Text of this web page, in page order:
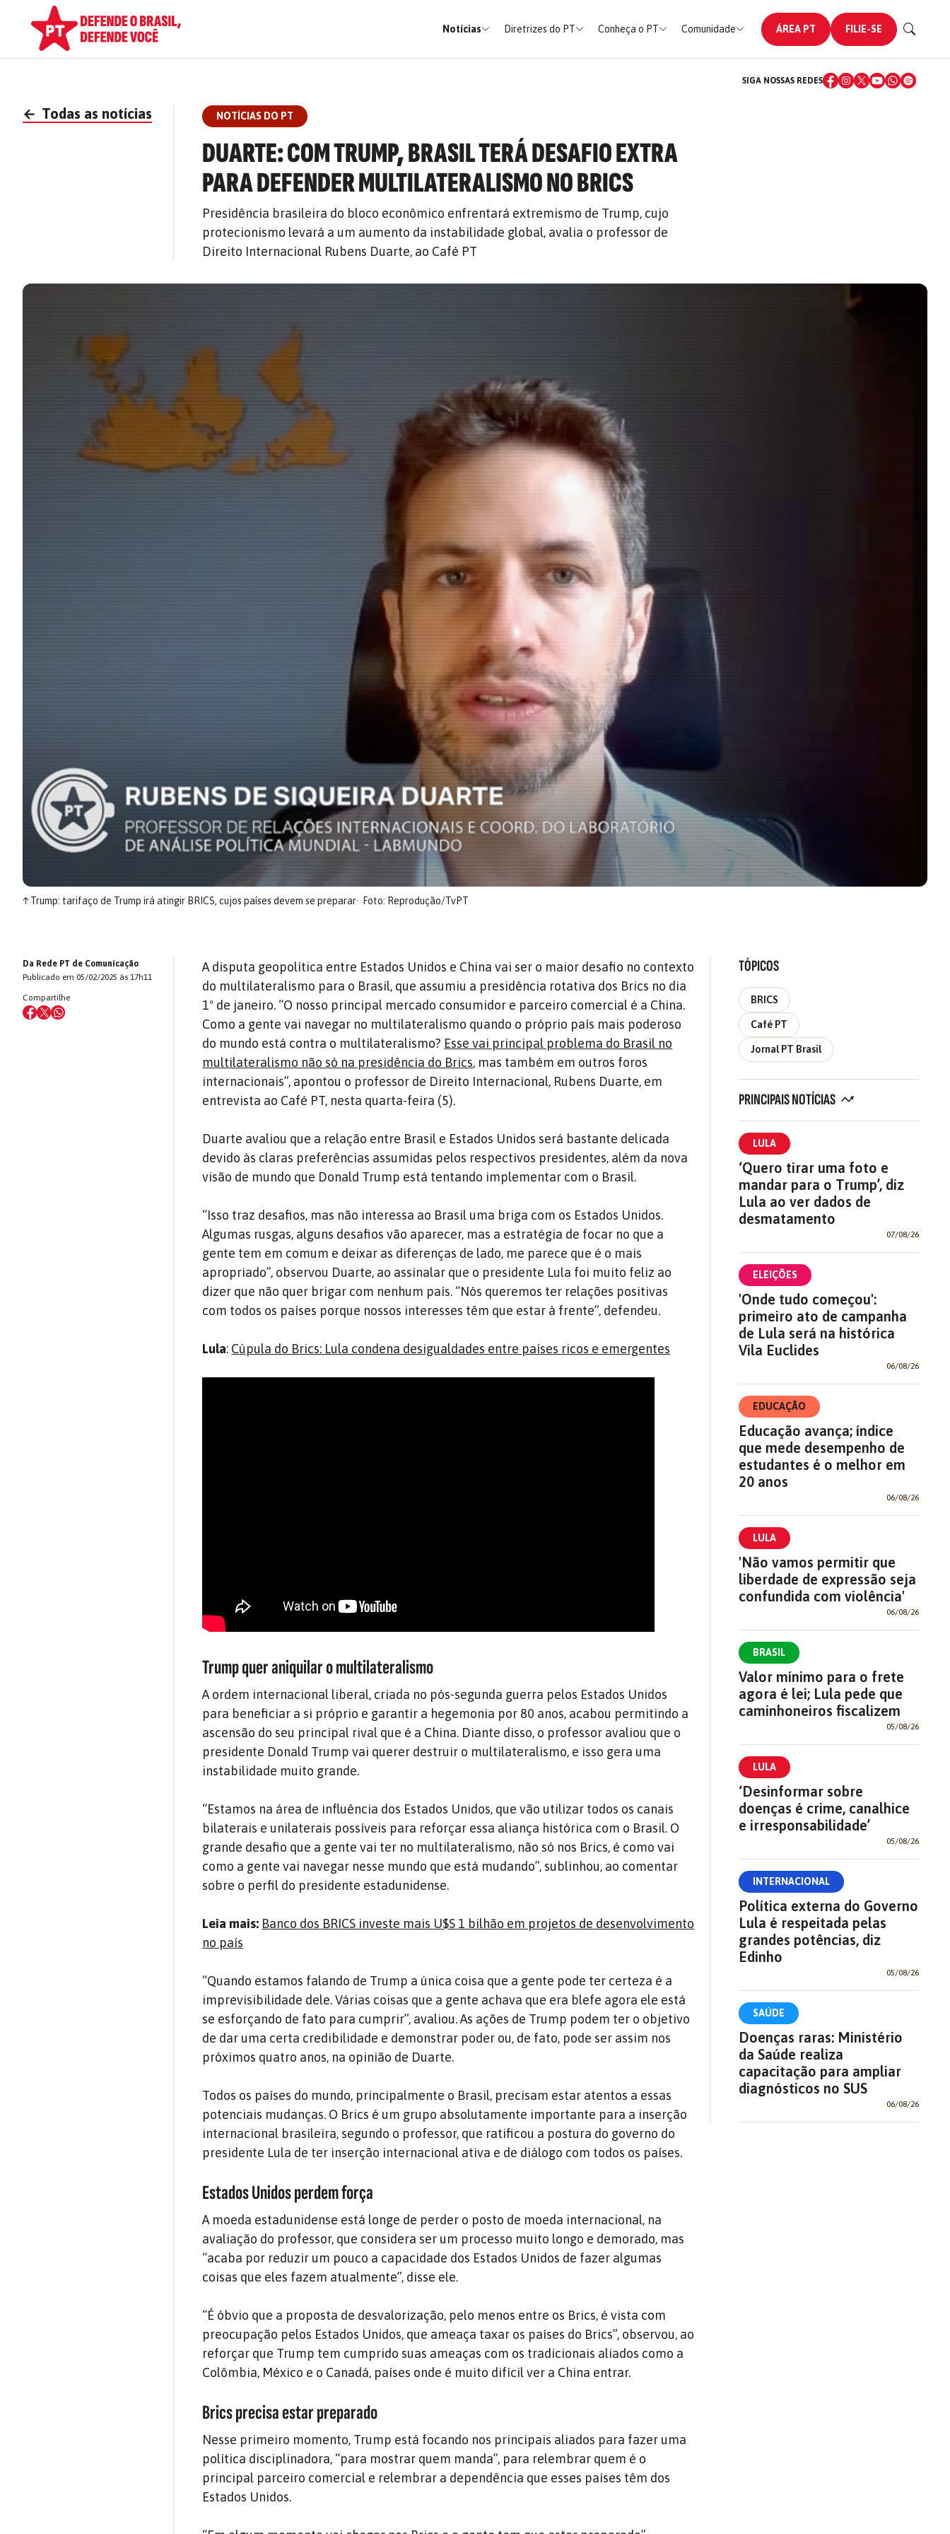
Notícias Diretrizes do PT Conheça o PT Comunidade ÁREA PT FILIE-SE
SIGA NOSSAS REDES
← Todas as notícias NOTÍCIAS DO PT
DUARTE: COM TRUMP, BRASIL TERÁ DESAFIO EXTRA
PARA DEFENDER MULTILATERALISMO NO BRICS
Presidência brasileira do bloco econômico enfrentará extremismo de Trump, cujo
protecionismo levará a um aumento da instabilidade global, avalia o professor de
Direito Internacional Rubens Duarte, ao Café PT
↑Trump: tarifaço de Trump irá atingir BRICS, cujos países devem se preparar Foto: Reprodução/TvPT
Da Rede PT de Comunicação
Publicado em 05/02/2025 às 17h11
Compartilhe
A disputa geopolítica entre Estados Unidos e China vai ser o maior desafio no contexto
do multilateralismo para o Brasil, que assumiu a presidência rotativa dos Brics no dia
1º de janeiro. “O nosso principal mercado consumidor e parceiro comercial é a China.
Como a gente vai navegar no multilateralismo quando o próprio país mais poderoso
do mundo está contra o multilateralismo? Esse vai principal problema do Brasil no
multilateralismo não só na presidência do Brics, mas também em outros foros
internacionais”, apontou o professor de Direito Internacional, Rubens Duarte, em
entrevista ao Café PT, nesta quarta-feira (5).
Duarte avaliou que a relação entre Brasil e Estados Unidos será bastante delicada
devido às claras preferências assumidas pelos respectivos presidentes, além da nova
visão de mundo que Donald Trump está tentando implementar com o Brasil.
“Isso traz desafios, mas não interessa ao Brasil uma briga com os Estados Unidos.
Algumas rusgas, alguns desafios vão aparecer, mas a estratégia de focar no que a
gente tem em comum e deixar as diferenças de lado, me parece que é o mais
apropriado”, observou Duarte, ao assinalar que o presidente Lula foi muito feliz ao
dizer que não quer brigar com nenhum país. “Nós queremos ter relações positivas
com todos os países porque nossos interesses têm que estar à frente”, defendeu.
Lula: Cúpula do Brics: Lula condena desigualdades entre países ricos e emergentes
Trump quer aniquilar o multilateralismo
A ordem internacional liberal, criada no pós-segunda guerra pelos Estados Unidos
para beneficiar a si próprio e garantir a hegemonia por 80 anos, acabou permitindo a
ascensão do seu principal rival que é a China. Diante disso, o professor avaliou que o
presidente Donald Trump vai querer destruir o multilateralismo, e isso gera uma
instabilidade muito grande.
“Estamos na área de influência dos Estados Unidos, que vão utilizar todos os canais
bilaterais e unilaterais possíveis para reforçar essa aliança histórica com o Brasil. O
grande desafio que a gente vai ter no multilateralismo, não só nos Brics, é como vai
como a gente vai navegar nesse mundo que está mudando”, sublinhou, ao comentar
sobre o perfil do presidente estadunidense.
Leia mais: Banco dos BRICS investe mais U$S 1 bilhão em projetos de desenvolvimento
no país
“Quando estamos falando de Trump a única coisa que a gente pode ter certeza é a
imprevisibilidade dele. Várias coisas que a gente achava que era blefe agora ele está
se esforçando de fato para cumprir”, avaliou. As ações de Trump podem ter o objetivo
de dar uma certa credibilidade e demonstrar poder ou, de fato, pode ser assim nos
próximos quatro anos, na opinião de Duarte.
Todos os países do mundo, principalmente o Brasil, precisam estar atentos a essas
potenciais mudanças. O Brics é um grupo absolutamente importante para a inserção
internacional brasileira, segundo o professor, que ratificou a postura do governo do
presidente Lula de ter inserção internacional ativa e de diálogo com todos os países.
Estados Unidos perdem força
A moeda estadunidense está longe de perder o posto de moeda internacional, na
avaliação do professor, que considera ser um processo muito longo e demorado, mas
“acaba por reduzir um pouco a capacidade dos Estados Unidos de fazer algumas
coisas que eles fazem atualmente”, disse ele.
“É óbvio que a proposta de desvalorização, pelo menos entre os Brics, é vista com
preocupação pelos Estados Unidos, que ameaça taxar os países do Brics”, observou, ao
reforçar que Trump tem cumprido suas ameaças com os tradicionais aliados como a
Colômbia, México e o Canadá, países onde é muito difícil ver a China entrar.
Brics precisa estar preparado
Nesse primeiro momento, Trump está focando nos principais aliados para fazer uma
política disciplinadora, “para mostrar quem manda”, para relembrar quem é o
principal parceiro comercial e relembrar a dependência que esses países têm dos
Estados Unidos.
TÓPICOS
BRICS
Café PT
Jornal PT Brasil
PRINCIPAIS NOTÍCIAS
LULA
‘Quero tirar uma foto e
mandar para o Trump’, diz
Lula ao ver dados de
desmatamento
07/08/26
ELEIÇÕES
'Onde tudo começou':
primeiro ato de campanha
de Lula será na histórica
Vila Euclides
06/08/26
EDUCAÇÃO
Educação avança; índice
que mede desempenho de
estudantes é o melhor em
20 anos
06/08/26
LULA
'Não vamos permitir que
liberdade de expressão seja
confundida com violência'
06/08/26
BRASIL
Valor mínimo para o frete
agora é lei; Lula pede que
caminhoneiros fiscalizem
05/08/26
LULA
‘Desinformar sobre
doenças é crime, canalhice
e irresponsabilidade’
05/08/26
INTERNACIONAL
Política externa do Governo
Lula é respeitada pelas
grandes potências, diz
Edinho
05/08/26
SAÚDE
Doenças raras: Ministério
da Saúde realiza
capacitação para ampliar
diagnósticos no SUS
06/08/26